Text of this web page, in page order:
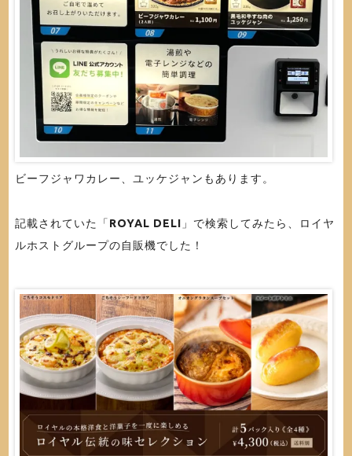
ビーフジャワカレー、ユッケジャンもあります。
記載されていた「 ROYAL DELI 」で検索してみたら、ロイヤ
ルホストグループの自販機でした！